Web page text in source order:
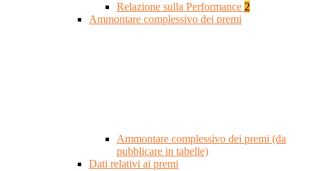
Relazione sulla Performance 2
Ammontare complessivo dei premi
Ammontare complessivo dei premi (da
pubblicare in tabelle)
Dati relativi ai premi